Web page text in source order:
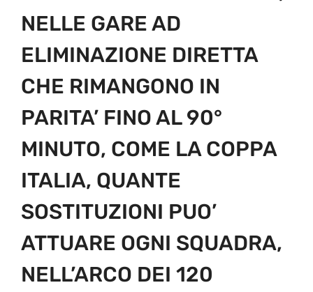
NELLE GARE AD
ELIMINAZIONE DIRETTA
CHE RIMANGONO IN
PARITA’ FINO AL 90°
MINUTO, COME LA COPPA
ITALIA, QUANTE
SOSTITUZIONI PUO’
ATTUARE OGNI SQUADRA,
NELL’ARCO DEI 120